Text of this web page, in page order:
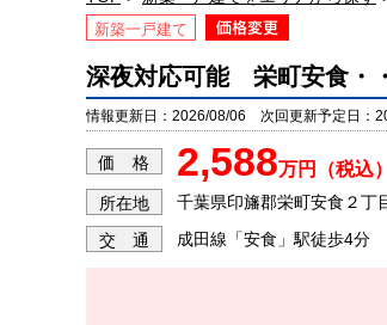
新築一戸建て
深夜対応可能 栄町安食・
情報更新日：2026/08/06 次回更新予定日：
価 格 2,588万円（税込）
所在地 千葉県印旛郡栄町安食２丁
交 通 成田線「安食」駅徒歩4分